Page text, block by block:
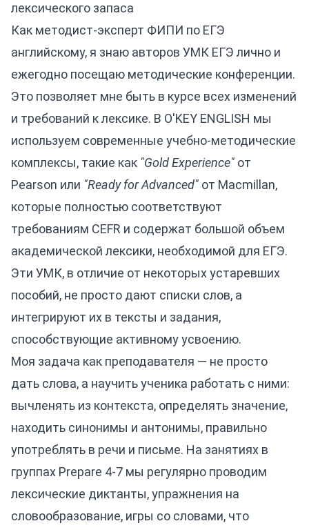
лексического запаса
Как методист-эксперт ФИПИ по ЕГЭ
английскому, я знаю авторов УМК ЕГЭ лично и
ежегодно посещаю методические конференции.
Это позволяет мне быть в курсе всех изменений
и требований к лексике. В O'KEY ENGLISH мы
используем современные учебно-методические
комплексы, такие как "Gold Experience" от
Pearson или "Ready for Advanced" от Macmillan,
которые полностью соответствуют
требованиям CEFR и содержат большой объем
академической лексики, необходимой для ЕГЭ.
Эти УМК, в отличие от некоторых устаревших
пособий, не просто дают списки слов, а
интегрируют их в тексты и задания,
способствующие активному усвоению.
Моя задача как преподавателя — не просто
дать слова, а научить ученика работать с ними:
вычленять из контекста, определять значение,
находить синонимы и антонимы, правильно
употреблять в речи и письме. На занятиях в
группах Prepare 4-7 мы регулярно проводим
лексические диктанты, упражнения на
словообразование, игры со словами, что